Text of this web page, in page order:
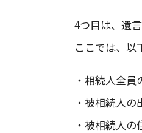
4つ目は、遺
ここでは、以
・相続人全員
・被相続人
・被相続人